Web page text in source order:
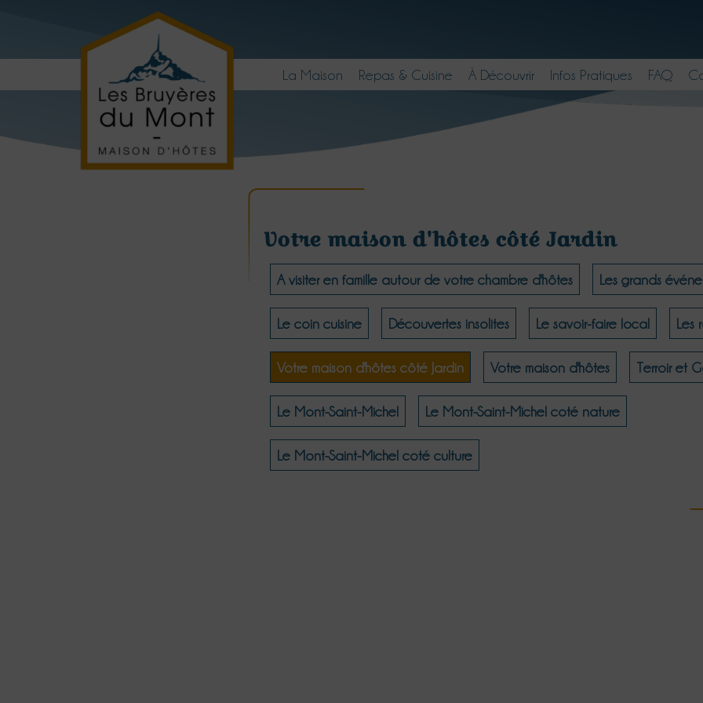
La Maison Repas & Cuisine À Découvrir Infos Pratiques FAQ
Votre maison d'hôtes côté Jardin
A visiter en famille autour de votre chambre d'hôtes Les grands
Le coin cuisine Découvertes insolites Le savoir-faire local Les
Votre maison d'hôtes côté Jardin Votre maison d'hôtes Terroir et
Le Mont-Saint-Michel Le Mont-Saint-Michel coté nature
Le Mont-Saint-Michel coté culture